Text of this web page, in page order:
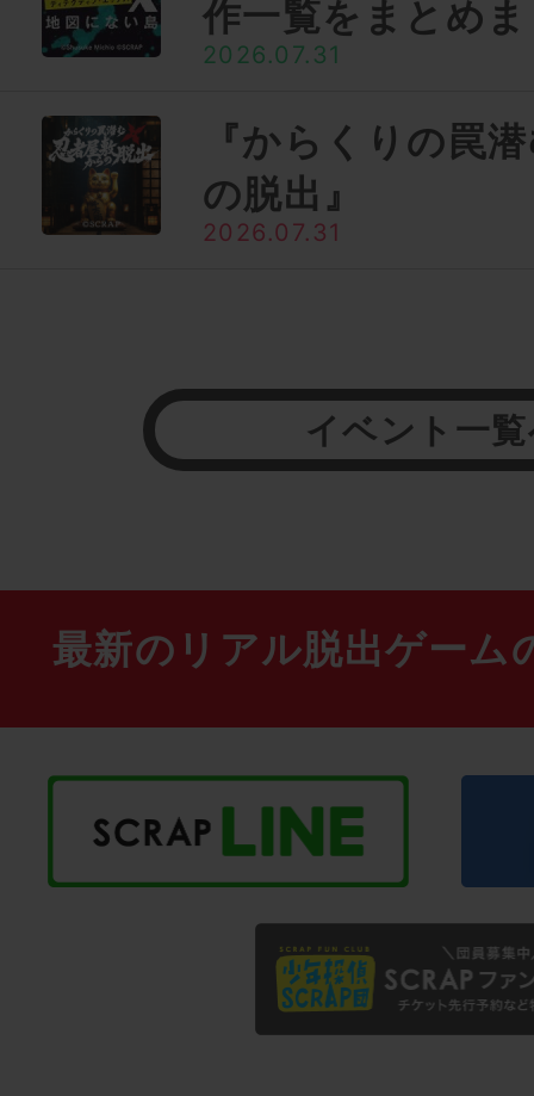
作一覧をまとめ
2026.07.31
『からくりの罠
の脱出』
2026.07.31
イベント一
最新のリアル脱出ゲーム